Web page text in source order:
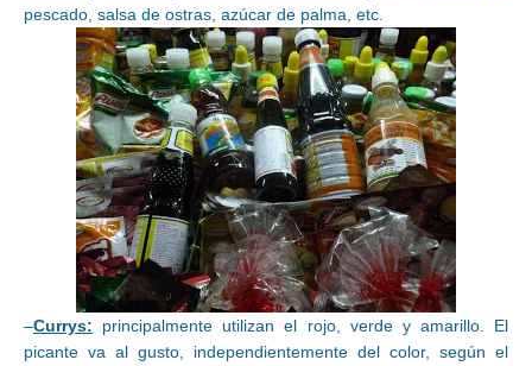
pescado, salsa de ostras, azúcar de palma, etc.
–Currys: principalmente utilizan el rojo, verde y amarillo. El
picante va al gusto, independientemente del color, según el